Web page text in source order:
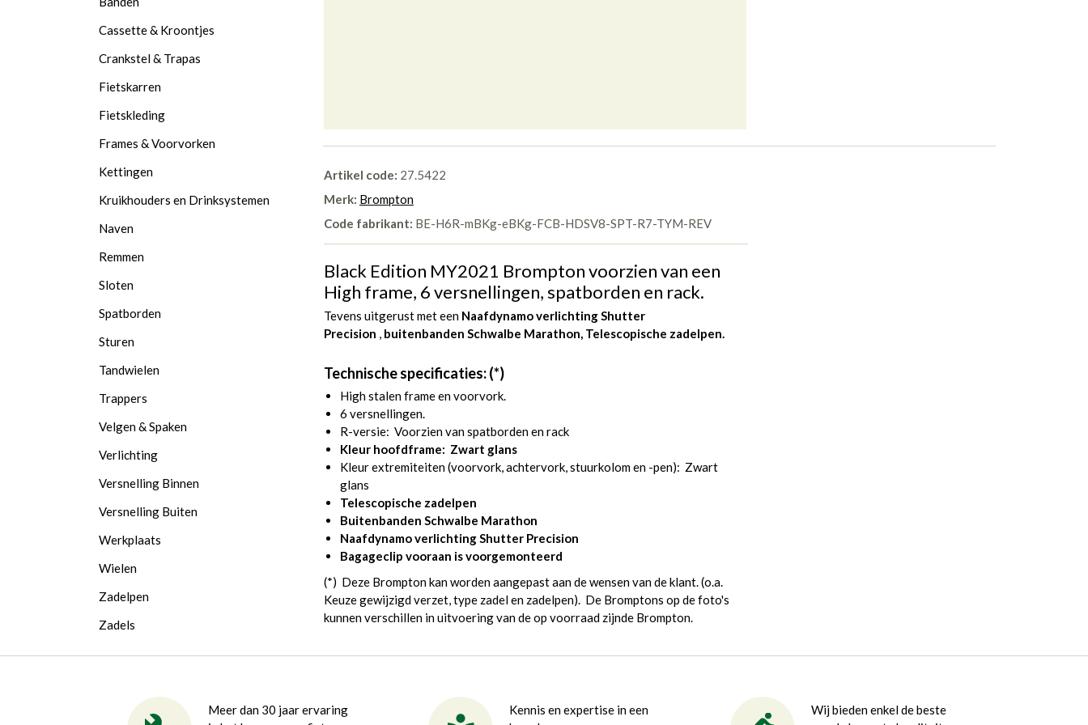
Artikel code: 27.5422
Merk: Brompton
Code fabrikant: BE-H6R-mBKg-eBKg-FCB-HDSV8-SPT-R7-TYM-REV
Black Edition MY2021 Brompton voorzien van een
High frame, 6 versnellingen, spatborden en rack.
Tevens uitgerust met een Naafdynamo verlichting Shutter
Precision , buitenbanden Schwalbe Marathon, Telescopische zadelpen.
Technische specificaties: (*)
High stalen frame en voorvork.
6 versnellingen.
R-versie: Voorzien van spatborden en rack
Kleur hoofdframe: Zwart glans
Kleur extremiteiten (voorvork, achtervork, stuurkolom en -pen): Zwart
glans
Telescopische zadelpen
Buitenbanden Schwalbe Marathon
Naafdynamo verlichting Shutter Precision
Bagageclip vooraan is voorgemonteerd
(*) Deze Brompton kan worden aangepast aan de wensen van de klant. (o.a.
Keuze gewijzigd verzet, type zadel en zadelpen). De Bromptons op de foto's
kunnen verschillen in uitvoering van de op voorraad zijnde Brompton.
Cassette & Kroontjes
Crankstel & Trapas
Fietskarren
Fietskleding
Frames & Voorvorken
Kettingen
Kruikhouders en Drinksystemen
Naven
Remmen
Sloten
Spatborden
Sturen
Tandwielen
Trappers
Velgen & Spaken
Verlichting
Versnelling Binnen
Versnelling Buiten
Werkplaats
Wielen
Zadelpen
Zadels
Meer dan 30 jaar ervaring
Kennis en expertise in een
Wij bieden enkel de beste